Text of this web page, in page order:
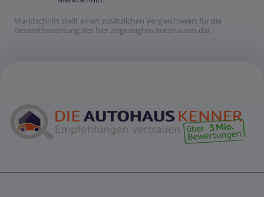
Marktschnitt stellt einen zusätzlichen Vergleichswert für die
Gesamtbewertung des hier angezeigten Autohauses dar.